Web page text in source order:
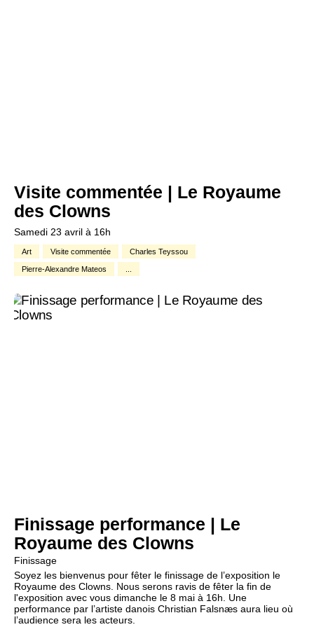
Visite commentée | Le Royaume
des Clowns
Samedi 23 avril à 16h
Art Visite commentée Charles Teyssou
Pierre-Alexandre Mateos
Finissage performance | Le
Royaume des Clowns
Finissage
Soyez les bienvenus pour fêter le finissage de l’exposition le
Royaume des Clowns. Nous serons ravis de fêter la fin de
l'exposition avec vous dimanche le 8 mai à 16h. Une
performance par l’artiste danois Christian Falsnæs aura lieu où
l’audience sera les acteurs.